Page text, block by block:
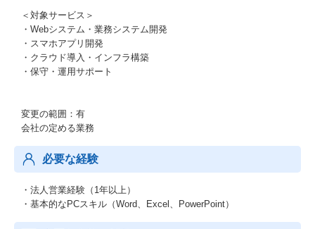
＜対象サービス＞
・Webシステム・業務システム開発
・スマホアプリ開発
・クラウド導入・インフラ構築
・保守・運用サポート
変更の範囲：有
会社の定める業務
必要な経験
・法人営業経験（1年以上）
・基本的なPCスキル（Word、Excel、PowerPoint）